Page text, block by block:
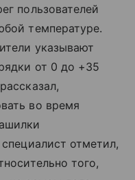
пользователей
температуре.
указывают
от 0 до +35
во время
отметил,
того,